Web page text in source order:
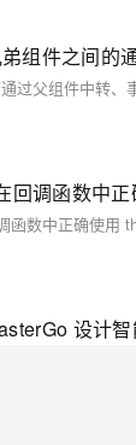
组件之间的
回调函数中正
函数中正确使用